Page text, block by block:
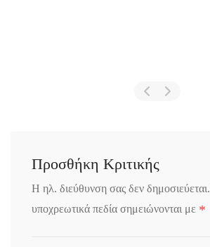
Προσθήκη Κριτικής
Η ηλ. διεύθυνση σας δεν δημοσιεύεται.
υποχρεωτικά πεδία σημειώνονται με *